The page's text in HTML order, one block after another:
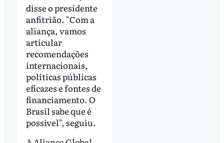
disse o presidente
anfitrião. "Com a
aliança, vamos
articular
recomendações
internacionais,
políticas públicas
eficazes e fontes de
financiamento. O
Brasil sabe que é
possível", seguiu.